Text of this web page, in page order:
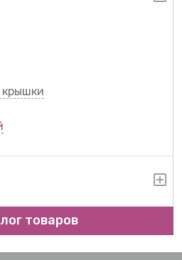
крышки
товаров